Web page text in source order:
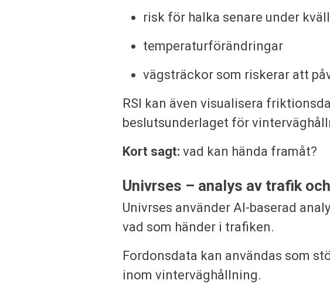
risk för halka senare under
temperaturförändringar
vägsträckor som riskerar att
RSI kan även visualisera
beslutsunderlaget för
Kort sagt: vad kan hända framåt?
Univrses – analys av trafik
Univrses använder AI-baserad
vad som händer i trafiken.
Fordonsdata kan användas som
inom vinterväghållning.